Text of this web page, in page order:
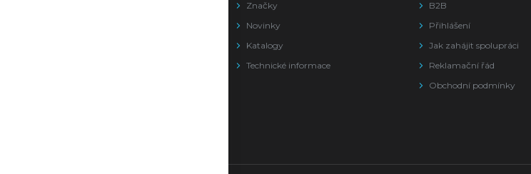
Značky
Novinky
Katalogy
Technické informace
B2B
Přihlášení
Jak zahájit spolupráci
Reklamační řád
Obchodní podmínky